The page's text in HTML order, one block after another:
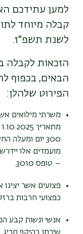
למען עתידכם
קבלה מיוחד
לשנת תשפ"ז.
הזכאות לקבלה
הבאים, בכפוף
הפירוט שלהלן:
300 יום ומעלה החל מתאריך 7.10.2023.
מועמדים אלו
– טופס 3010.
פצועים אשר
כפצועי חרבות
אנשי ונשות קבע